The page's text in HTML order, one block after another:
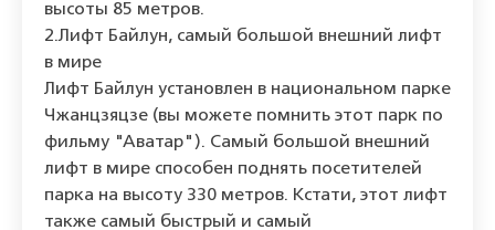
высоты 85 метров.
2.Лифт Байлун, самый большой внешний лифт
в мире
Лифт Байлун установлен в национальном парке
Чжанцзяцзе (вы можете помнить этот парк по
фильму "Аватар"). Самый большой внешний
лифт в мире способен поднять посетителей
парка на высоту 330 метров. Кстати, этот лифт
также самый быстрый и самый